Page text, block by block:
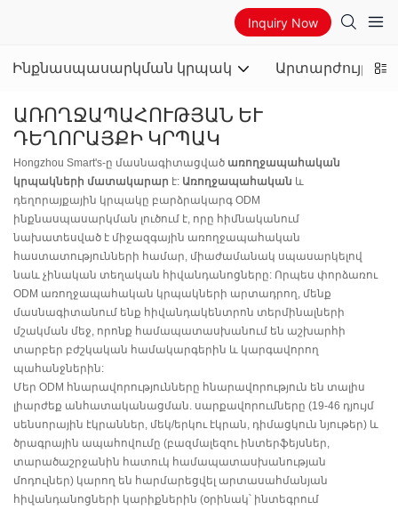
Inquiry Now
Ինքնասպասարկման կրպակ Արտարժույթի
ԱՌՈՂՋԱՊԱՀՈՒԹՅԱՆ ԵՒ Դ
ԵՂՈՐԱՅՔԻ ԿՐՊԱԿ
Hongzhou Smart's-ը մասնագիտացված առողջապահական
կրպակների մատակարար է: Առողջապահական և
դեղորայքային կրպակը բարձրակարգ ODM
ինքնասպասարկման լուծում է, որը հիմնականում
նախատեսված է միջազգային առողջապահական
հաստատությունների համար, միաժամանակ սպասարկելով
նաև չինական տեղական հիվանդանոցները: Որպես փորձառու
ODM առողջապահական կրպակների արտադրող, մենք
մասնագիտանում ենք հիվանդակենտրոն տերմինալների
մշակման մեջ, որոնք համապատասխանում են աշխարհի
տարբեր բժշկական համակարգերին և կարգավորող
պահանջներին:
Մեր ODM հնարավորությունները հնարավորություն են տալիս
լիարժեք անհատականացման. սարքավորումները (19-46 դյույմ
սենսորային էկրաններ, մեկ/երկու էկրան, դիմացկուն նյութեր) և
ծրագրային ապահովումը (բազմալեզու ինտերֆեյսներ,
տարածաշրջանին հատուկ համապատասխանության
մոդուլներ) կարող են հարմարեցվել արտասահմանյան
հիվանդանոցների կարիքներին (օրինակ՝ ինտեգրում